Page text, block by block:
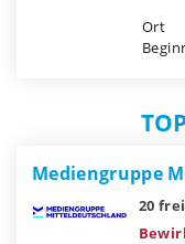
Ort
Mediengruppe
20